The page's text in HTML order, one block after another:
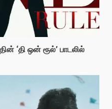
‘தி ஒன் ரூல்’ பாடலில்